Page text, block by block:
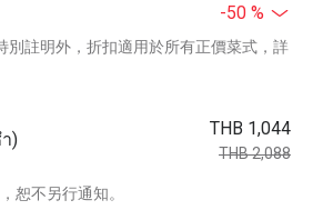
-50 %
別註明外，折扣適用於所有正價菜式，詳
)
THB 1,044
THB 2,088
恕不另行通知。